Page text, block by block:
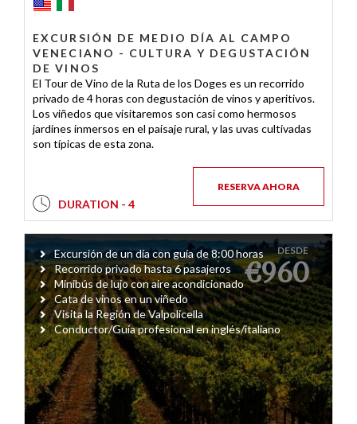
EXCURSIÓN DE MEDIO DÍA AL CAMPO
VENECIANO - CULTURA Y DEGUSTACIÓN
DE VINOS
El Tour de Vino de la Ruta de los Doges es un recorrido
privado de 4 horas con degustación de vinos y aperitivos.
Los viñedos que visitaremos son casi como hermosos
jardines inmersos en el paisaje rural, y las uvas cultivadas
son típicas de esta zona.
RESERVA AHORA
DURATION - 4
DESDE
€960
Excursión de un día con guía de 8:00 horas
Recorrido privado hasta 6 pasajeros
Minibús de lujo con aire acondicionado
Cata de vinos en un viñedo
Visita la Región de Valpolicella
Conductor/Guía profesional en inglés/italiano